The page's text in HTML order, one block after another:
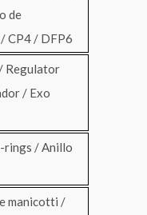
de
CP4 / DFP6
Regulator
/ Exo
rings / Anillo
manicotti /